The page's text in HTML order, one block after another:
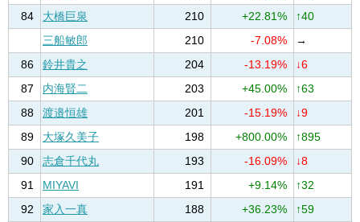
84
大橋巨泉 210 +22.81%
↑40
三船敏郎
210 -7.08%
→
86
鈴井貴之 204 -13.19%
↓6
87
内海賢二 203 +45.00%
↑63
88
渡邉恒雄 201 -15.19%
↓9
89
大塚久美子 198 +800.00%
↑895
90
志倉千代丸 193 -16.09%
↓8
91
MIYAVI 191 +9.14%
↑32
92
家入一真 188 +36.23%
↑59